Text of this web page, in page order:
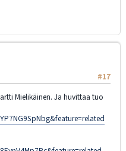
#17
Mielikäinen. Ja huvittaa tuo